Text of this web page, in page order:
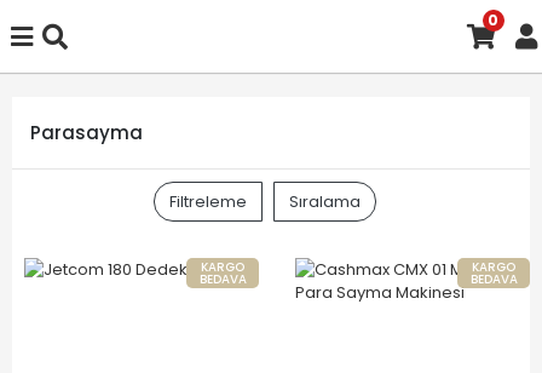
0
Parasayma
Filtreleme Sıralama
KARGO
BEDAVA
KARGO
BEDAVA